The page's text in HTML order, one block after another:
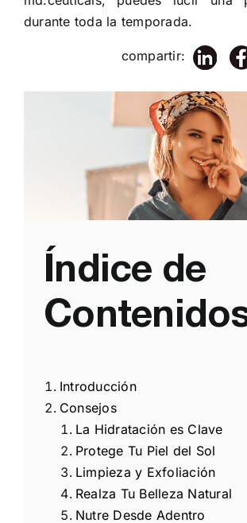
durante toda la temporada.
compartir:
Índice de
Introducción
Consejos
La Hidratación es Clave
Protege Tu Piel del Sol
Limpieza y Exfoliación
Realza Tu Belleza Natural
Nutre Desde Adentro